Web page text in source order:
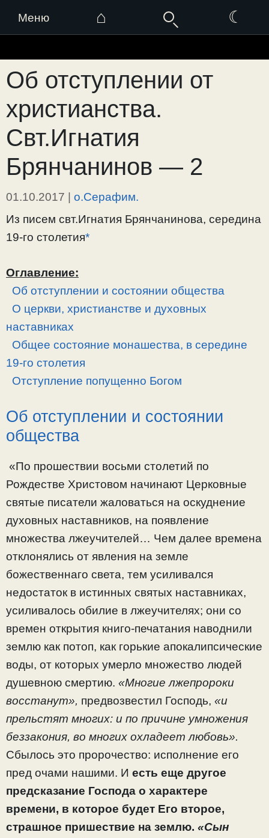
Меню ⌂ ☾
к
содержимому
Об отступлении от
христианства.
Свт.Игнатия
Брянчанинов — 2
01.10.2017 | о.Серафим.
Из писем свт.Игнатия Брянчанинова, середина
19-го столетия*
Оглавление:
Об отступлении и состоянии общества
О церкви, христианстве и духовных
наставниках
Общее состояние монашества, в середине
19-го столетия
Отступление попущенно Богом
Об отступлении и состоянии
общества
«По прошествии восьми столетий по
Рождестве Христовом начинают Церковные
святые писатели жаловаться на оскуднение
духовных наставников, на появление
множества лжеучителей… Чем далее времена
отклонялись от явления на земле
божественнаго света, тем усиливался
недостаток в истинных святых наставниках,
усиливалось обилие в лжеучителях; они со
времен открытия книго-печатания наводнили
землю как потоп, как горькие апокалипсические
воды, от которых умерло множество людей
душевною смертию. «Многие лжепророки
восстанут», предвозвестил Господь, «и
прельстят многих: и по причине умножения
беззакония, во многих охладеет любовь».
Сбылось это пророчество: исполнение его
пред очами нашими. И есть еще другое
предсказание Господа о характере
времени, в которое будет Его второе,
страшное пришествие на землю. «Сын